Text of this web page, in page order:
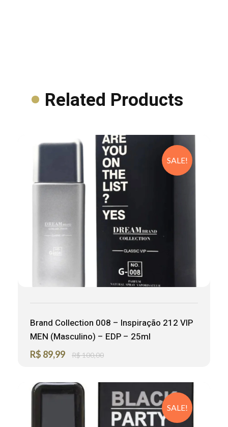
Related Products
SALE!
Brand Collection 008 – Inspiração 212 VIP
MEN (Masculino) – EDP – 25ml
R$ 89,99 R$100,00
SALE!